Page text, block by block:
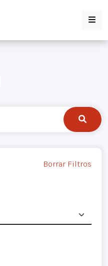
Borrar Filtros